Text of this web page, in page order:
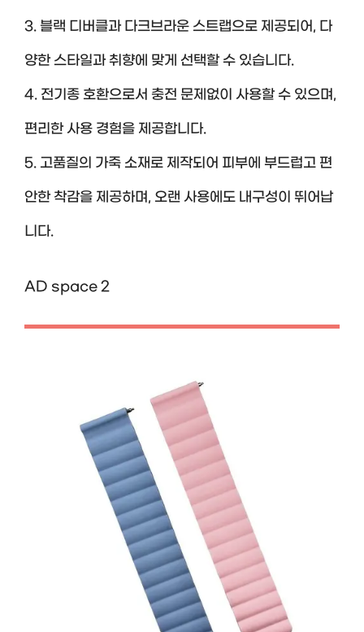
3. 블랙 디버클과 다크브라운 스트랩으로 제공되어, 다
양한 스타일과 취향에 맞게 선택할 수 있습니다.
4. 전기종 호환으로서 충전 문제없이 사용할 수 있으며,
편리한 사용 경험을 제공합니다.
5. 고품질의 가죽 소재로 제작되어 피부에 부드럽고 편
안한 착감을 제공하며, 오랜 사용에도 내구성이 뛰어납
니다.
AD space 2